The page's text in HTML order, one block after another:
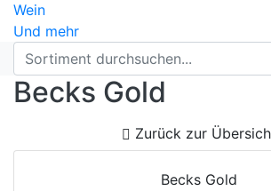
Wein
Und mehr
Becks Gold
Zurück zur
Becks Gold